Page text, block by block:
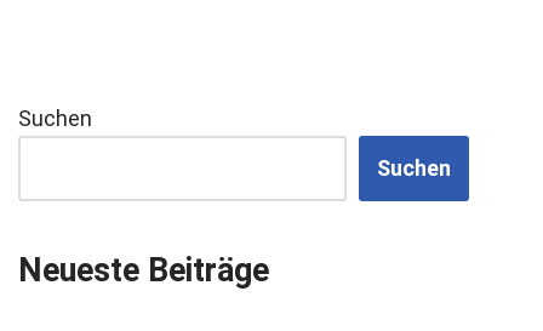
Suchen
Suchen
Neueste Beiträge